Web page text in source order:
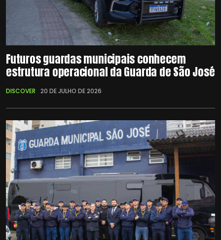
Futuros guardas municipais conhecem
estrutura operacional da Guarda de São José
DISCOVER 20 DE JULHO DE 2026